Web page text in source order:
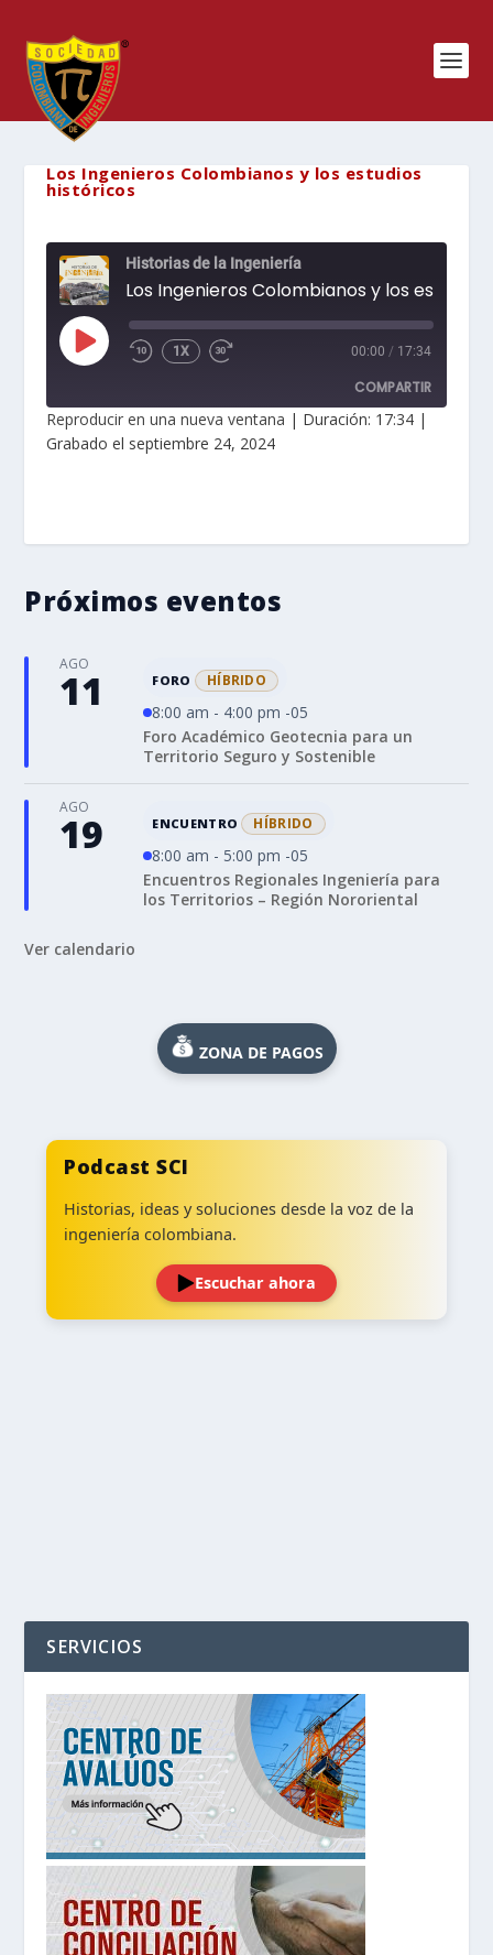
Los Ingenieros Colombianos y los estudios
históricos
Historias de la Ingeniería
REPRODUCIR
EPISODIO
1X 00:00 / 17:34
COMPARTIR
COMPARTIR
INCRUSTAR
Reproducir en una nueva ventana | Duración: 17:34 |
Grabado el septiembre 24, 2024
Próximos eventos
AGO
11 FORO HÍBRIDO
8:00 am - 4:00 pm -05
Foro Académico Geotecnia para un
Territorio Seguro y Sostenible
AGO
19 ENCUENTRO HÍBRIDO
8:00 am - 5:00 pm -05
Encuentros Regionales Ingeniería para
los Territorios – Región Nororiental
Ver calendario
ZONA DE PAGOS
Podcast SCI
Historias, ideas y soluciones desde la voz de la
ingeniería colombiana.
Escuchar ahora
SERVICIOS